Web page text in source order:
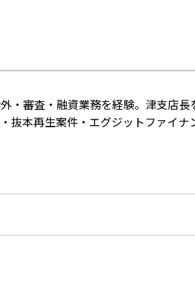
審査・融資業務を経験。津支店長
抜本再生案件・エグジットファイナ